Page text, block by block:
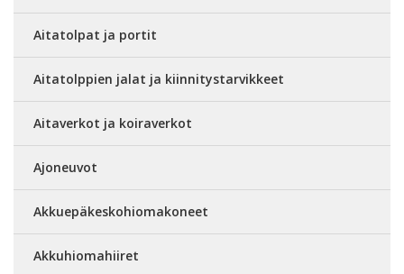
Aitatolpat ja portit
Aitatolppien jalat ja kiinnitystarvikkeet
Aitaverkot ja koiraverkot
Ajoneuvot
Akkuepäkeskohiomakoneet
Akkuhiomahiiret